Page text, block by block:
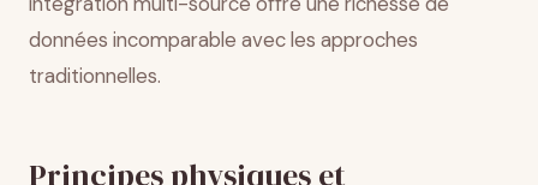
données incomparable avec les approches
traditionnelles.
Principes physiques et